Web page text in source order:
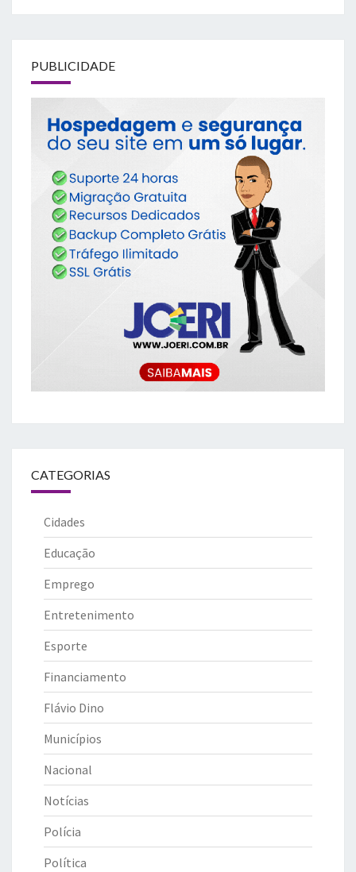
PUBLICIDADE
CATEGORIAS
Cidades
Educação
Emprego
Entretenimento
Esporte
Financiamento
Flávio Dino
Municípios
Nacional
Notícias
Polícia
Política